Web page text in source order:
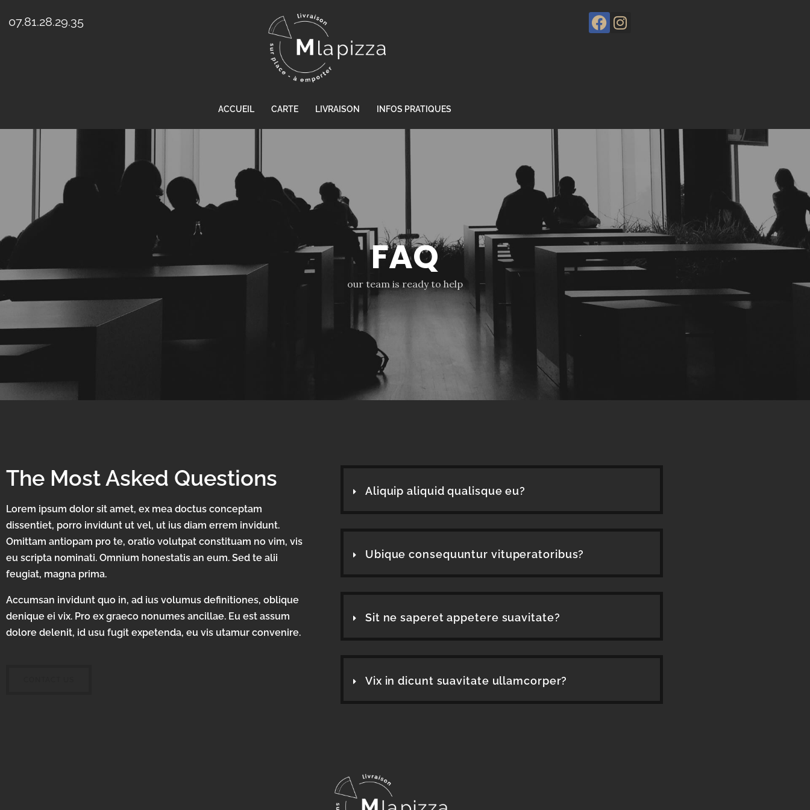
07.81.28.29.35
ACCUEIL CARTE LIVRAISON INFOS PRATIQUES
FAQ
our team is ready to help
The Most Asked Questions
Lorem ipsum dolor sit amet, ex mea doctus conceptam
dissentiet, porro invidunt ut vel, ut ius diam errem invidunt.
Omittam antiopam pro te, oratio volutpat constituam no vim, vis
eu scripta nominati. Omnium honestatis an eum. Sed te alii
feugiat, magna prima.
Accumsan invidunt quo in, ad ius volumus definitiones, oblique
denique ei vix. Pro ex graeco nonumes ancillae. Eu est assum
dolore delenit, id usu fugit expetenda, eu vis utamur convenire.
Aliquip aliquid qualisque eu?
Ubique consequuntur vituperatoribus?
Sit ne saperet appetere suavitate?
Vix in dicunt suavitate ullamcorper?